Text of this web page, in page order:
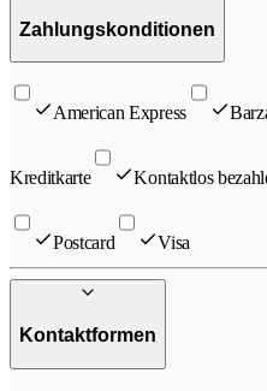
Zahlungskonditionen
American Express
Kreditkarte Kontaktlos
Postcard Visa
Kontaktformen